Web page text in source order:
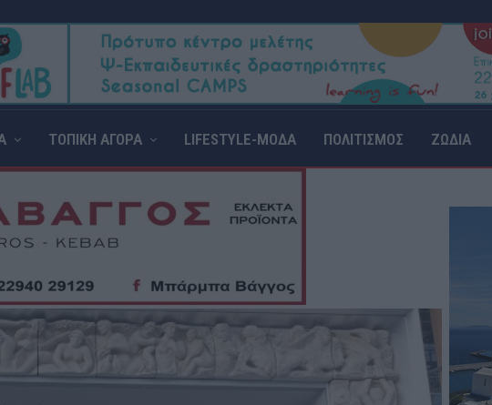
ΤΟΠΙΚΗ ΑΓΟΡΑ LIFESTYLE-ΜΟΔΑ ΠΟΛΙΤΙΣΜΟΣ ΖΩΔΙΑ